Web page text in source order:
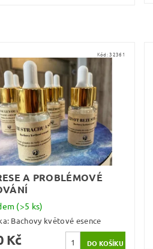
Kód:32361
A PROBLÉMOVÉ
(>5 ks)
Bachovy květové esence
Kč